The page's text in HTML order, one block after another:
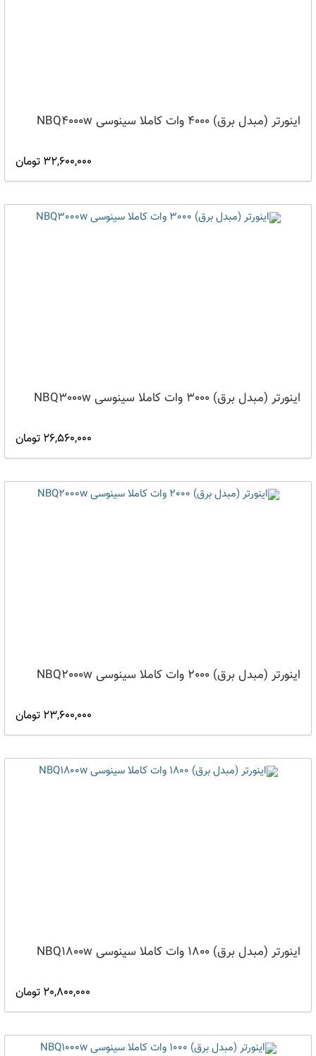
اینورتر (مبدل برق) 4000 وات کاملا سینوسی NBQ4000w
32,600,000 تومان
اینورتر (مبدل برق) 3000 وات کاملا سینوسی NBQ3000w
26,560,000 تومان
اینورتر (مبدل برق) 2000 وات کاملا سینوسی NBQ2000w
23,600,000 تومان
اینورتر (مبدل برق) 1800 وات کاملا سینوسی NBQ1800w
20,800,000 تومان